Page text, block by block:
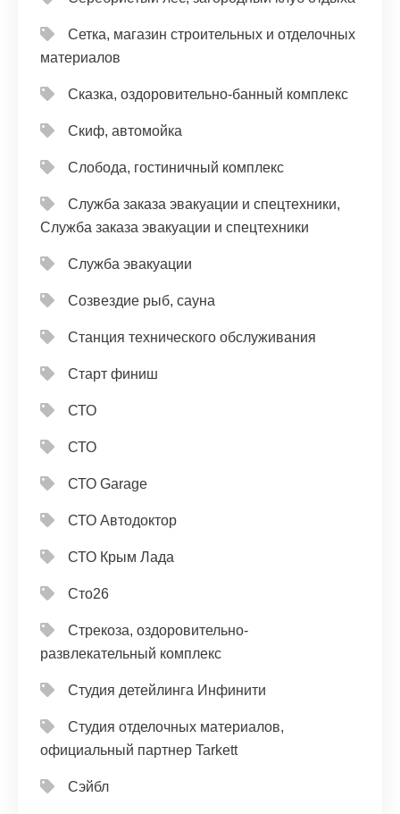
Сетка, магазин строительных и отделочных
материалов
Сказка, оздоровительно-банный комплекс
Скиф, автомойка
Слобода, гостиничный комплекс
Служба заказа эвакуации и спецтехники,
Служба заказа эвакуации и спецтехники
Служба эвакуации
Созвездие рыб, сауна
Станция технического обслуживания
Старт финиш
СТО
СТО
СТО Garage
СТО Автодоктор
СТО Крым Лада
Сто26
Стрекоза, оздоровительно-
развлекательный комплекс
Студия детейлинга Инфинити
Студия отделочных материалов,
официальный партнер Tarkett
Сэйбл